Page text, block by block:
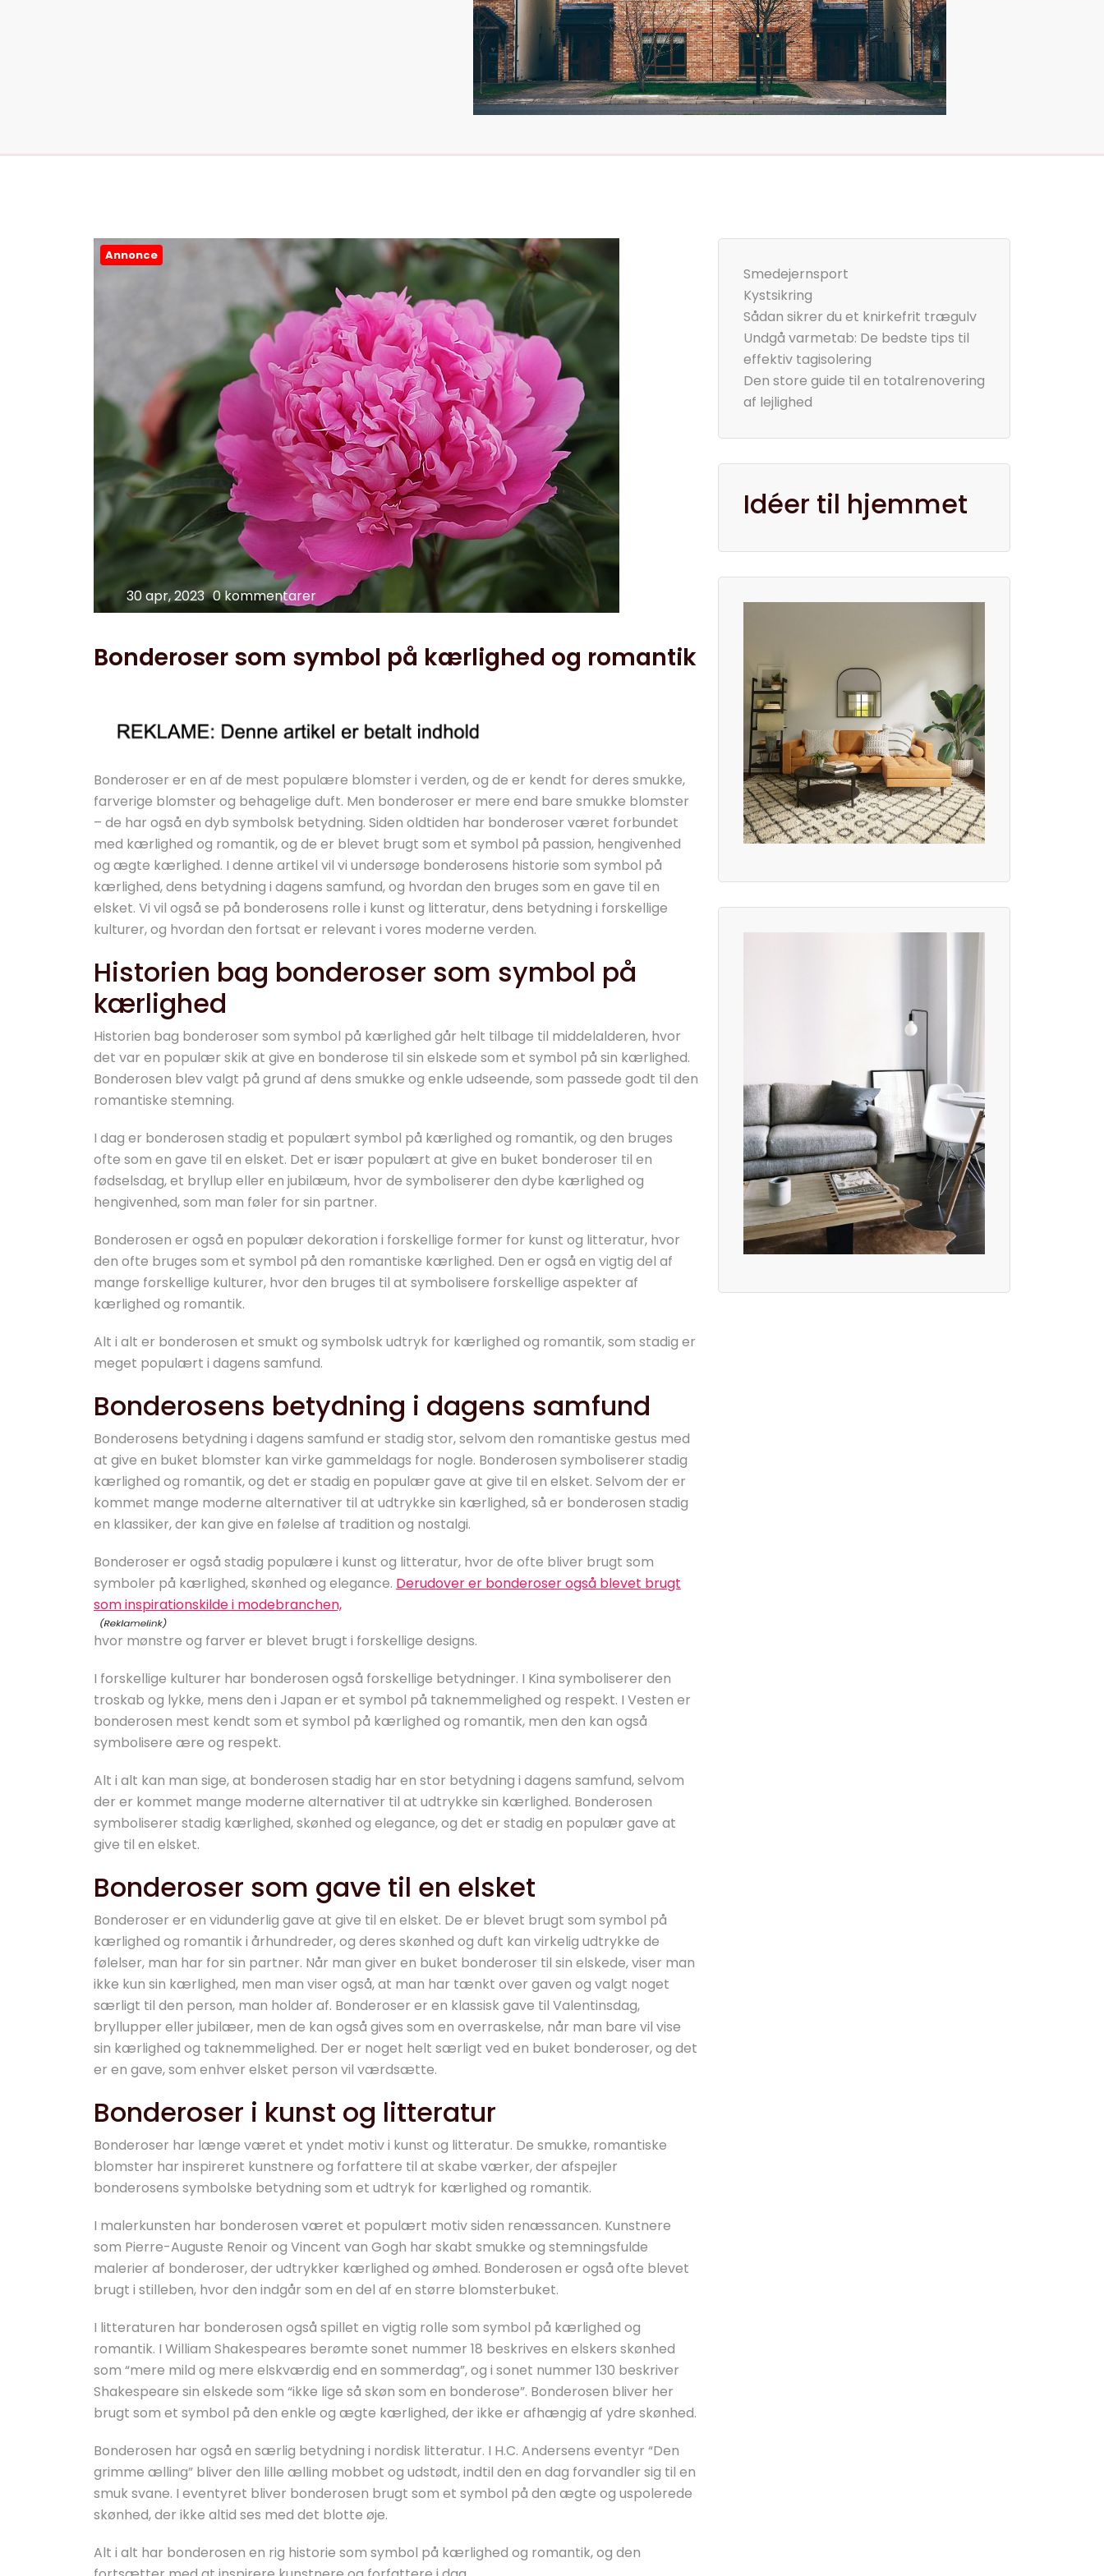
Annonce
30 apr, 2023 0 kommentarer
Bonderoser som symbol på kærlighed og romantik
Bonderoser er en af de mest populære blomster i verden, og de er kendt for deres smukke,
farverige blomster og behagelige duft. Men bonderoser er mere end bare smukke blomster
– de har også en dyb symbolsk betydning. Siden oldtiden har bonderoser været forbundet
med kærlighed og romantik, og de er blevet brugt som et symbol på passion, hengivenhed
og ægte kærlighed. I denne artikel vil vi undersøge bonderosens historie som symbol på
kærlighed, dens betydning i dagens samfund, og hvordan den bruges som en gave til en
elsket. Vi vil også se på bonderosens rolle i kunst og litteratur, dens betydning i forskellige
kulturer, og hvordan den fortsat er relevant i vores moderne verden.
Historien bag bonderoser som symbol på
kærlighed
Historien bag bonderoser som symbol på kærlighed går helt tilbage til middelalderen, hvor
det var en populær skik at give en bonderose til sin elskede som et symbol på sin kærlighed.
Bonderosen blev valgt på grund af dens smukke og enkle udseende, som passede godt til den
romantiske stemning.
I dag er bonderosen stadig et populært symbol på kærlighed og romantik, og den bruges
ofte som en gave til en elsket. Det er især populært at give en buket bonderoser til en
fødselsdag, et bryllup eller en jubilæum, hvor de symboliserer den dybe kærlighed og
hengivenhed, som man føler for sin partner.
Bonderosen er også en populær dekoration i forskellige former for kunst og litteratur, hvor
den ofte bruges som et symbol på den romantiske kærlighed. Den er også en vigtig del af
mange forskellige kulturer, hvor den bruges til at symbolisere forskellige aspekter af
kærlighed og romantik.
Alt i alt er bonderosen et smukt og symbolsk udtryk for kærlighed og romantik, som stadig er
meget populært i dagens samfund.
Bonderosens betydning i dagens samfund
Bonderosens betydning i dagens samfund er stadig stor, selvom den romantiske gestus med
at give en buket blomster kan virke gammeldags for nogle. Bonderosen symboliserer stadig
kærlighed og romantik, og det er stadig en populær gave at give til en elsket. Selvom der er
kommet mange moderne alternativer til at udtrykke sin kærlighed, så er bonderosen stadig
en klassiker, der kan give en følelse af tradition og nostalgi.
Bonderoser er også stadig populære i kunst og litteratur, hvor de ofte bliver brugt som
symboler på kærlighed, skønhed og elegance. Derudover er bonderoser også blevet brugt
som inspirationskilde i modebranchen,
hvor mønstre og farver er blevet brugt i forskellige designs.
I forskellige kulturer har bonderosen også forskellige betydninger. I Kina symboliserer den
troskab og lykke, mens den i Japan er et symbol på taknemmelighed og respekt. I Vesten er
bonderosen mest kendt som et symbol på kærlighed og romantik, men den kan også
symbolisere ære og respekt.
Alt i alt kan man sige, at bonderosen stadig har en stor betydning i dagens samfund, selvom
der er kommet mange moderne alternativer til at udtrykke sin kærlighed. Bonderosen
symboliserer stadig kærlighed, skønhed og elegance, og det er stadig en populær gave at
give til en elsket.
Bonderoser som gave til en elsket
Bonderoser er en vidunderlig gave at give til en elsket. De er blevet brugt som symbol på
kærlighed og romantik i århundreder, og deres skønhed og duft kan virkelig udtrykke de
følelser, man har for sin partner. Når man giver en buket bonderoser til sin elskede, viser man
ikke kun sin kærlighed, men man viser også, at man har tænkt over gaven og valgt noget
særligt til den person, man holder af. Bonderoser er en klassisk gave til Valentinsdag,
bryllupper eller jubilæer, men de kan også gives som en overraskelse, når man bare vil vise
sin kærlighed og taknemmelighed. Der er noget helt særligt ved en buket bonderoser, og det
er en gave, som enhver elsket person vil værdsætte.
Bonderoser i kunst og litteratur
Bonderoser har længe været et yndet motiv i kunst og litteratur. De smukke, romantiske
blomster har inspireret kunstnere og forfattere til at skabe værker, der afspejler
bonderosens symbolske betydning som et udtryk for kærlighed og romantik.
I malerkunsten har bonderosen været et populært motiv siden renæssancen. Kunstnere
som Pierre-Auguste Renoir og Vincent van Gogh har skabt smukke og stemningsfulde
malerier af bonderoser, der udtrykker kærlighed og ømhed. Bonderosen er også ofte blevet
brugt i stilleben, hvor den indgår som en del af en større blomsterbuket.
I litteraturen har bonderosen også spillet en vigtig rolle som symbol på kærlighed og
romantik. I William Shakespeares berømte sonet nummer 18 beskrives en elskers skønhed
som “mere mild og mere elskværdig end en sommerdag”, og i sonet nummer 130 beskriver
Shakespeare sin elskede som “ikke lige så skøn som en bonderose”. Bonderosen bliver her
brugt som et symbol på den enkle og ægte kærlighed, der ikke er afhængig af ydre skønhed.
Bonderosen har også en særlig betydning i nordisk litteratur. I H.C. Andersens eventyr “Den
grimme ælling” bliver den lille ælling mobbet og udstødt, indtil den en dag forvandler sig til en
smuk svane. I eventyret bliver bonderosen brugt som et symbol på den ægte og uspolerede
skønhed, der ikke altid ses med det blotte øje.
Alt i alt har bonderosen en rig historie som symbol på kærlighed og romantik, og den
Smedejernsport
Kystsikring
Sådan sikrer du et knirkefrit trægulv
Undgå varmetab: De bedste tips til
effektiv tagisolering
Den store guide til en totalrenovering
af lejlighed
Idéer til hjemmet